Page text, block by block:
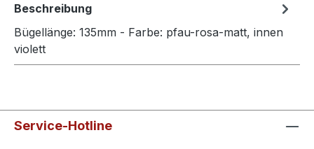
Beschreibung
Bügellänge: 135mm - Farbe: pfau-rosa-matt, innen
violett
Service-Hotline